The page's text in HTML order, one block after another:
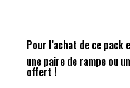
Pour l’achat de ce pack
une paire de rampe ou
offert !